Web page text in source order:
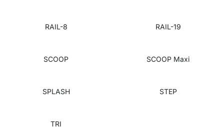
RAIL-8 RAIL-19
SCOOP SCOOP Maxi
SPLASH STEP
TRI